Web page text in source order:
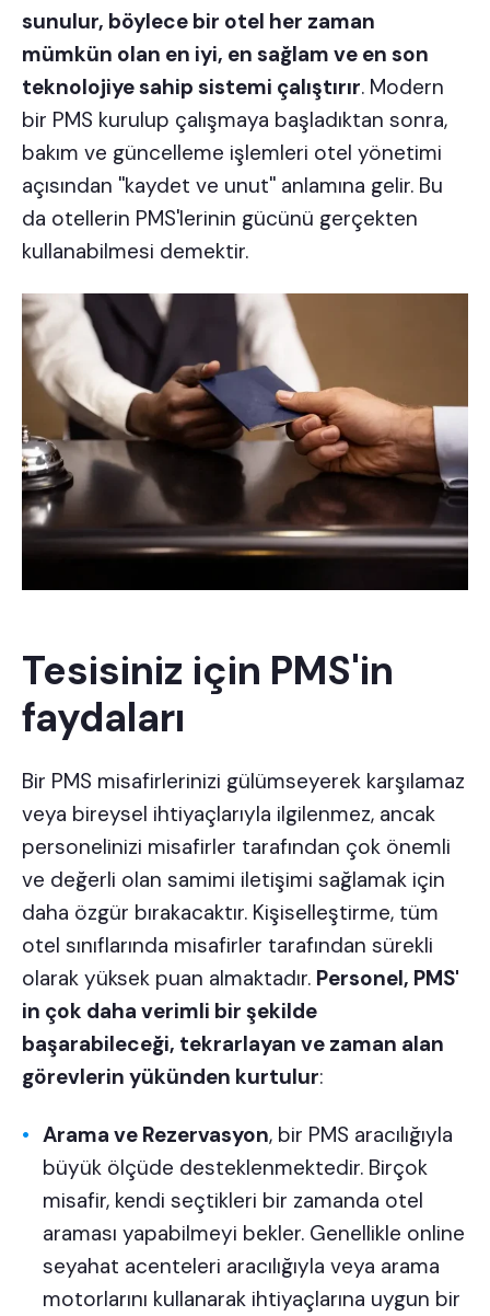
sunulur, böylece bir otel her zaman
mümkün olan en iyi, en sağlam ve en son
teknolojiye sahip sistemi çalıştırır. Modern
bir PMS kurulup çalışmaya başladıktan sonra,
bakım ve güncelleme işlemleri otel yönetimi
açısından ''kaydet ve unut'' anlamına gelir. Bu
da otellerin PMS'lerinin gücünü gerçekten
kullanabilmesi demektir.
Tesisiniz için PMS'in
faydaları
Bir PMS misafirlerinizi gülümseyerek karşılamaz
veya bireysel ihtiyaçlarıyla ilgilenmez, ancak
personelinizi misafirler tarafından çok önemli
ve değerli olan samimi iletişimi sağlamak için
daha özgür bırakacaktır. Kişiselleştirme, tüm
otel sınıflarında misafirler tarafından sürekli
olarak yüksek puan almaktadır. Personel, PMS'
in çok daha verimli bir şekilde
başarabileceği, tekrarlayan ve zaman alan
görevlerin yükünden kurtulur:
Arama ve Rezervasyon, bir PMS aracılığıyla
büyük ölçüde desteklenmektedir. Birçok
misafir, kendi seçtikleri bir zamanda otel
araması yapabilmeyi bekler. Genellikle online
seyahat acenteleri aracılığıyla veya arama
motorlarını kullanarak ihtiyaçlarına uygun bir